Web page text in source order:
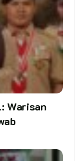
Warisan